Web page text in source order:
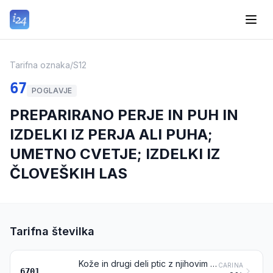
Tarifna oznaka/S12
67 POGLAVJE
PREPARIRANO PERJE IN PUH IN
IZDELKI IZ PERJA ALI PUHA;
UMETNO CVETJE; IZDELKI IZ
ČLOVEŠKIH LAS
Tarifna številka
Kože in drugi deli ptic z njihovim perjem ali puhom, perje, deli perja, puh in iz njih narejeni izdelki (razen izdelkov iz tarifne številke 0505 in obdelanih peres in peresnih tulcev) CARINA